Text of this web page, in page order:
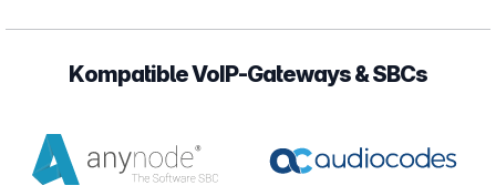
Kompatible VoIP-Gateways & SBCs